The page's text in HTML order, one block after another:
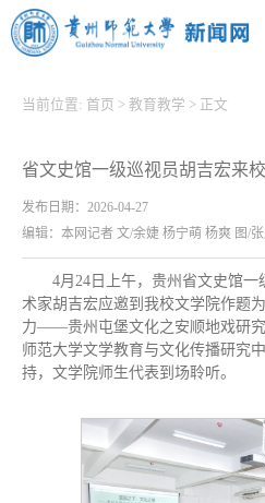
当前位置: 首页 > 教育教学 > 正文
省文史馆一级巡视员胡吉宏来
发布日期：2026-04-27
编辑：本网记者 文/余婕 杨宁萌 杨爽 图/
4月24日上午，贵州省文史馆
术家胡吉宏应邀到我校文学院作题
力——贵州屯堡文化之安顺地戏研
师范大学文学教育与文化传播研究
持，文学院师生代表到场聆听。